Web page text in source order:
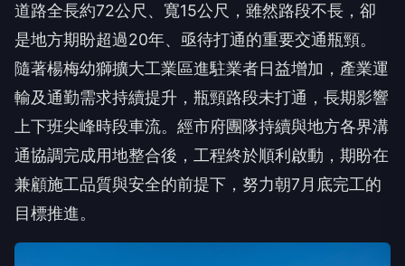
道路全長約72公尺、寬15公尺，雖然路段不長，卻
是地方期盼超過20年、亟待打通的重要交通瓶頸。
隨著楊梅幼獅擴大工業區進駐業者日益增加，產業運
輸及通勤需求持續提升，瓶頸路段未打通，長期影響
上下班尖峰時段車流。經市府團隊持續與地方各界溝
通協調完成用地整合後，工程終於順利啟動，期盼在
兼顧施工品質與安全的前提下，努力朝7月底完工的
目標推進。